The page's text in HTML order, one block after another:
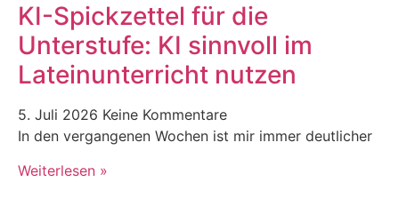
KI-Spickzettel für die
Unterstufe: KI sinnvoll im
Lateinunterricht nutzen
5. Juli 2026 Keine Kommentare
In den vergangenen Wochen ist mir immer deutlicher
Weiterlesen »